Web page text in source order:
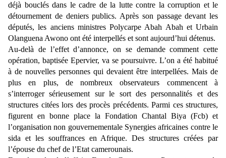
déjà bouclés dans le cadre de la lutte contre la corruption et le
détournement de deniers publics. Après son passage devant les
députés, les anciens ministres Polycarpe Abah Abah et Urbain
Olanguena Awono ont été interpellés et sont aujourd’hui détenus.
Au-delà de l’effet d’annonce, on se demande comment cette
opération, baptisée Epervier, va se poursuivre. L’on a été habitué
à de nouvelles personnes qui devaient être interpellées. Mais de
plus en plus, de nombreux observateurs commencent à
s’interroger sérieusement sur le sort des personnalités et des
structures citées lors des procès précédents. Parmi ces structures,
figurent en bonne place la Fondation Chantal Biya (Fcb) et
l’organisation non gouvernementale Synergies africaines contre le
sida et les souffrances en Afrique. Des structures créées par
l’épouse du chef de l’Etat camerounais.